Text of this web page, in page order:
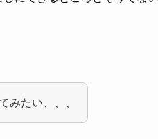
みたい、、、